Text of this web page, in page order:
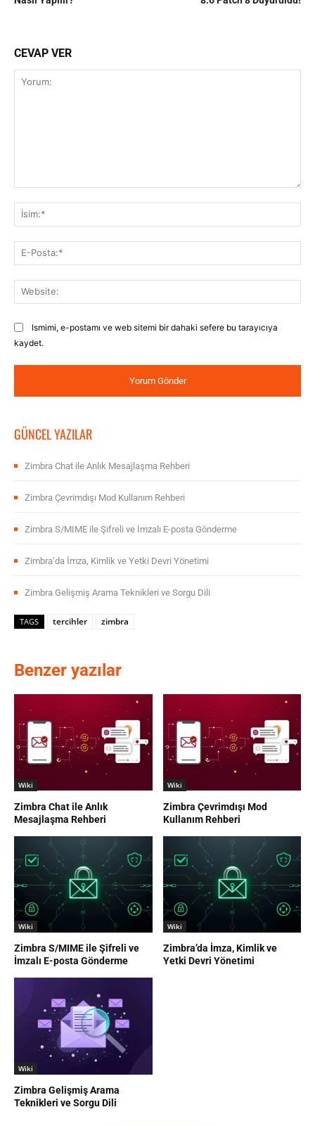
CEVAP VER
Ismimi, e-postamı ve web sitemi bir dahaki sefere bu tarayıcıya
kaydet.
GÜNCEL YAZILAR
Zimbra Chat ile Anlık Mesajlaşma Rehberi
Zimbra Çevrimdışı Mod Kullanım Rehberi
Zimbra S/MIME ile Şifreli ve İmzalı E-posta Gönderme
Zimbra’da İmza, Kimlik ve Yetki Devri Yönetimi
Zimbra Gelişmiş Arama Teknikleri ve Sorgu Dili
TAGS tercihler zimbra
Benzer yazılar
Wiki
Zimbra Chat ile Anlık
Mesajlaşma Rehberi
Wiki
Zimbra Çevrimdışı Mod
Kullanım Rehberi
Wiki
Zimbra S/MIME ile Şifreli ve
İmzalı E-posta Gönderme
Wiki
Zimbra’da İmza, Kimlik ve
Yetki Devri Yönetimi
Wiki
Zimbra Gelişmiş Arama
Teknikleri ve Sorgu Dili